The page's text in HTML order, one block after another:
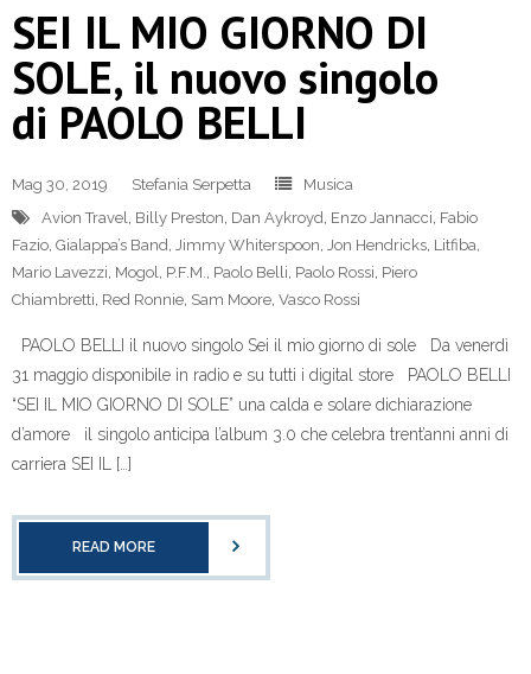
SEI IL MIO GIORNO DI
SOLE, il nuovo singolo
di PAOLO BELLI
Mag 30, 2019 Stefania Serpetta
Musica
Avion Travel Billy Preston Dan Aykroyd Enzo Jannacci Fabio
Fazio Gialappa’s Band Jimmy Whiterspoon Jon Hendricks Litfiba
Mario Lavezzi Mogol P.F.M. Paolo Belli Paolo Rossi Piero
Chiambretti Red Ronnie Sam Moore Vasco Rossi
PAOLO BELLI il nuovo singolo Sei il mio giorno di sole Da venerdì
31 maggio disponibile in radio e su tutti i digital store PAOLO BELLI
“SEI IL MIO GIORNO DI SOLE” una calda e solare dichiarazione
d’amore il singolo anticipa l’album 3.0 che celebra trent’anni anni di
carriera SEI IL […]
READ MORE